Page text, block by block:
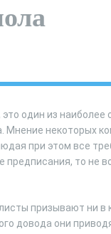
один из
Мнение некоторых
при этом все
то не
призывают ни в
довода они